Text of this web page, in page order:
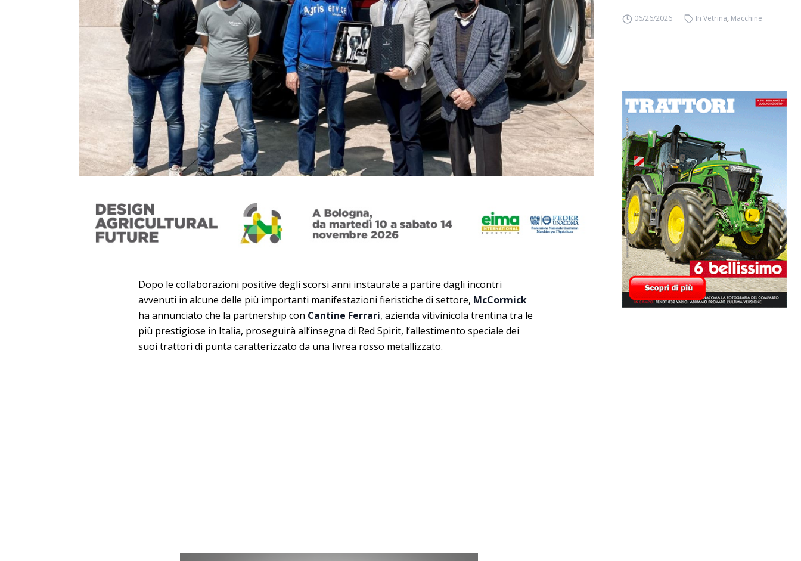
Dopo le collaborazioni positive degli scorsi anni instaurate a partire dagli incontri
avvenuti in alcune delle più importanti manifestazioni fieristiche di settore, McCormick
ha annunciato che la partnership con Cantine Ferrari, azienda vitivinicola trentina tra le
più prestigiose in Italia, proseguirà all’insegna di Red Spirit, l’allestimento speciale dei
suoi trattori di punta caratterizzato da una livrea rosso metallizzato.
06/26/2026 In Vetrina, Macchine